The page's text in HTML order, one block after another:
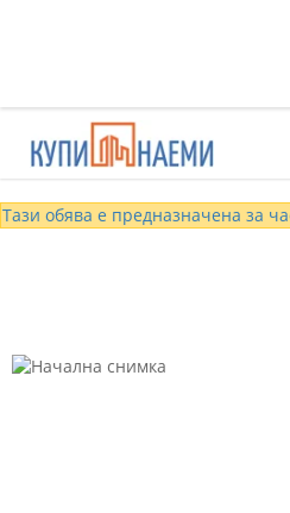
Тази обява е предназначена за